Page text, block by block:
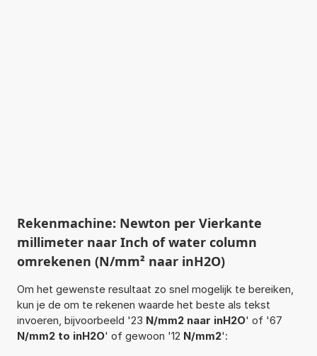
Rekenmachine: Newton per Vierkante
millimeter naar Inch of water column
omrekenen (N/mm² naar inH2O)
Om het gewenste resultaat zo snel mogelijk te bereiken,
kun je de om te rekenen waarde het beste als tekst
invoeren, bijvoorbeeld '23 N/mm2 naar inH2O' of '67
N/mm2 to inH2O' of gewoon '12 N/mm2':